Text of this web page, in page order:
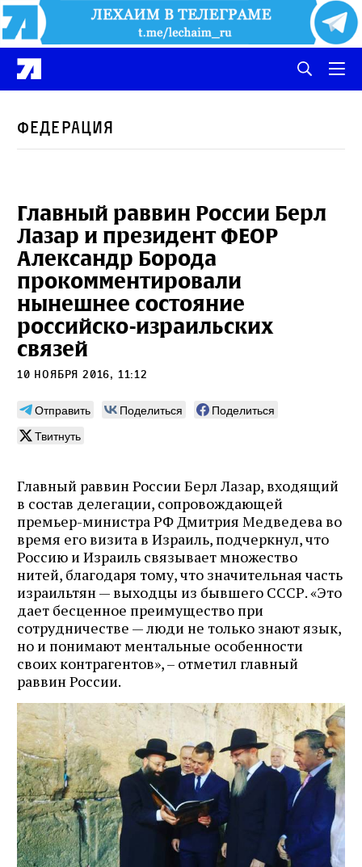
Федерация
Главный раввин России Берл
Лазар и президент ФЕОР
Александр Борода
прокомментировали
нынешнее состояние
российско-израильских
связей
10 ноября 2016, 11:12
Отправить Поделиться
Поделиться
Твитнуть
Главный раввин России Берл Лазар, входящий
в состав делегации, сопровождающей
премьер-министра РФ Дмитрия Медведева во
время его визита в Израиль, подчеркнул, что
Россию и Израиль связывает множество
нитей, благодаря тому, что значительная часть
израильтян — выходцы из бывшего СССР. «Это
дает бесценное преимущество при
сотрудничестве — люди не только знают язык,
но и понимают ментальные особенности
своих контрагентов», – отметил главный
раввин России.